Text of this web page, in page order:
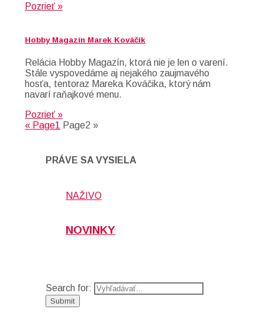
Pozrieť »
Hobby Magazín Marek Kováčik
Relácia Hobby Magazín, ktorá nie je len o varení.
Stále vyspovedáme aj nejakého zaujmavého
hosťa, tentoraz Mareka Kováčika, ktorý nám
navarí raňajkové menu.
Pozrieť »
« Page1 Page2 »
PRÁVE SA VYSIELA
NAŽIVO
NOVINKY
Search for: